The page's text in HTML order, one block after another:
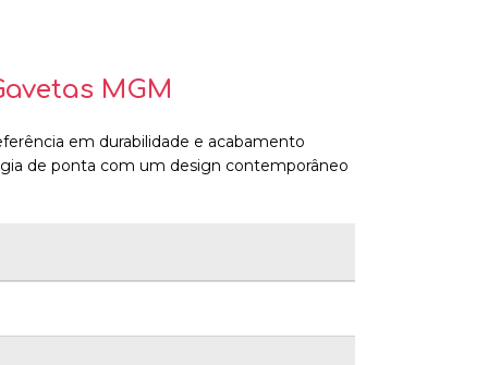
MGM
em durabilidade e acabamento
de ponta com um design contemporâneo